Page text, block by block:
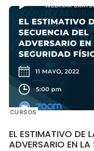
18788
GESTION
DE
OPERACIONES
DE
SEGURIDAD
PRIVADA
CURSOS
EL ESTIMATIVO DE
ADVERSARIO EN